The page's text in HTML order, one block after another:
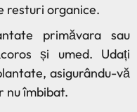
resturi organice.
primăvara sau
și umed. Udați
asigurându-vă
nu îmbibat.